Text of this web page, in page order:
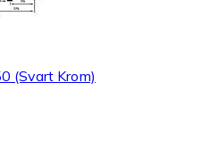
(Svart Krom)